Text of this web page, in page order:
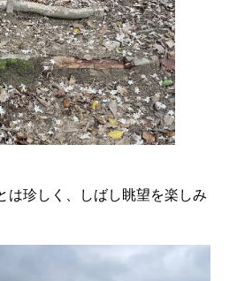
は珍しく、しばし眺望を楽しみ